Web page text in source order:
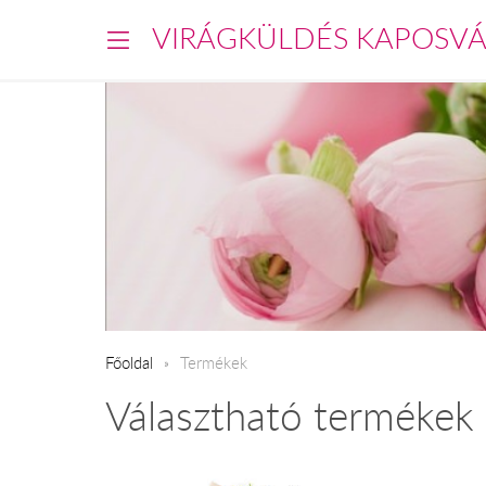
VIRÁGKÜLDÉS
Főoldal Termékek
Választható termékek